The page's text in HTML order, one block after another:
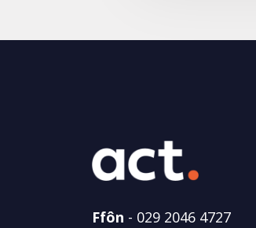
Ffôn - 029 2046 4727